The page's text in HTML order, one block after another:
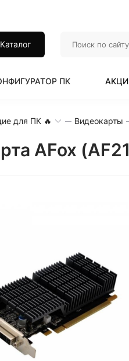
Каталог
ПК
для ПК 🔥 Видеокарты
AFox